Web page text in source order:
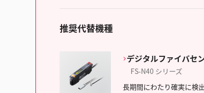
推奨代替機種
デジタルファイバセ
FS-N40 シリーズ
長期間にわたり確実に検